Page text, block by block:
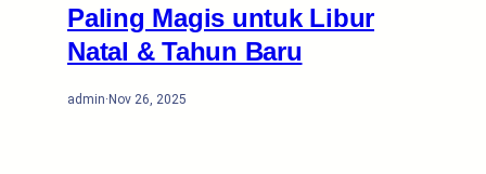
Paling Magis untuk Libur
Natal & Tahun Baru
admin· Nov 26, 2025